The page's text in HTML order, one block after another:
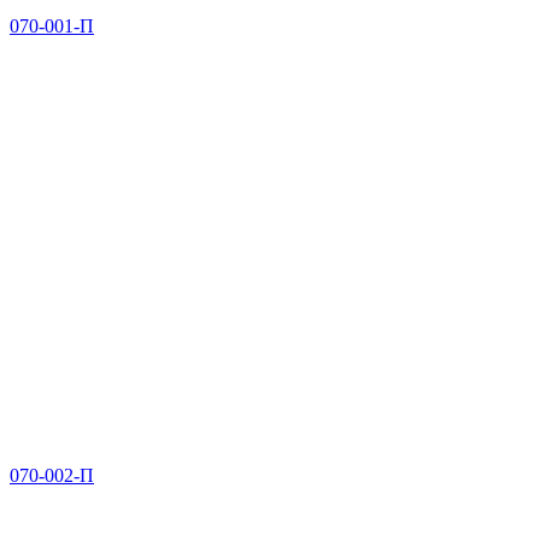
070-001-П
070-002-П